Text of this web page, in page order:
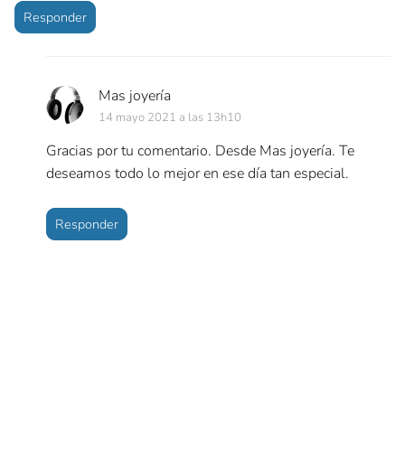
Responder
Mas joyería
14 mayo 2021 a las 13h10
Gracias por tu comentario. Desde Mas joyería. Te
deseamos todo lo mejor en ese día tan especial.
Responder